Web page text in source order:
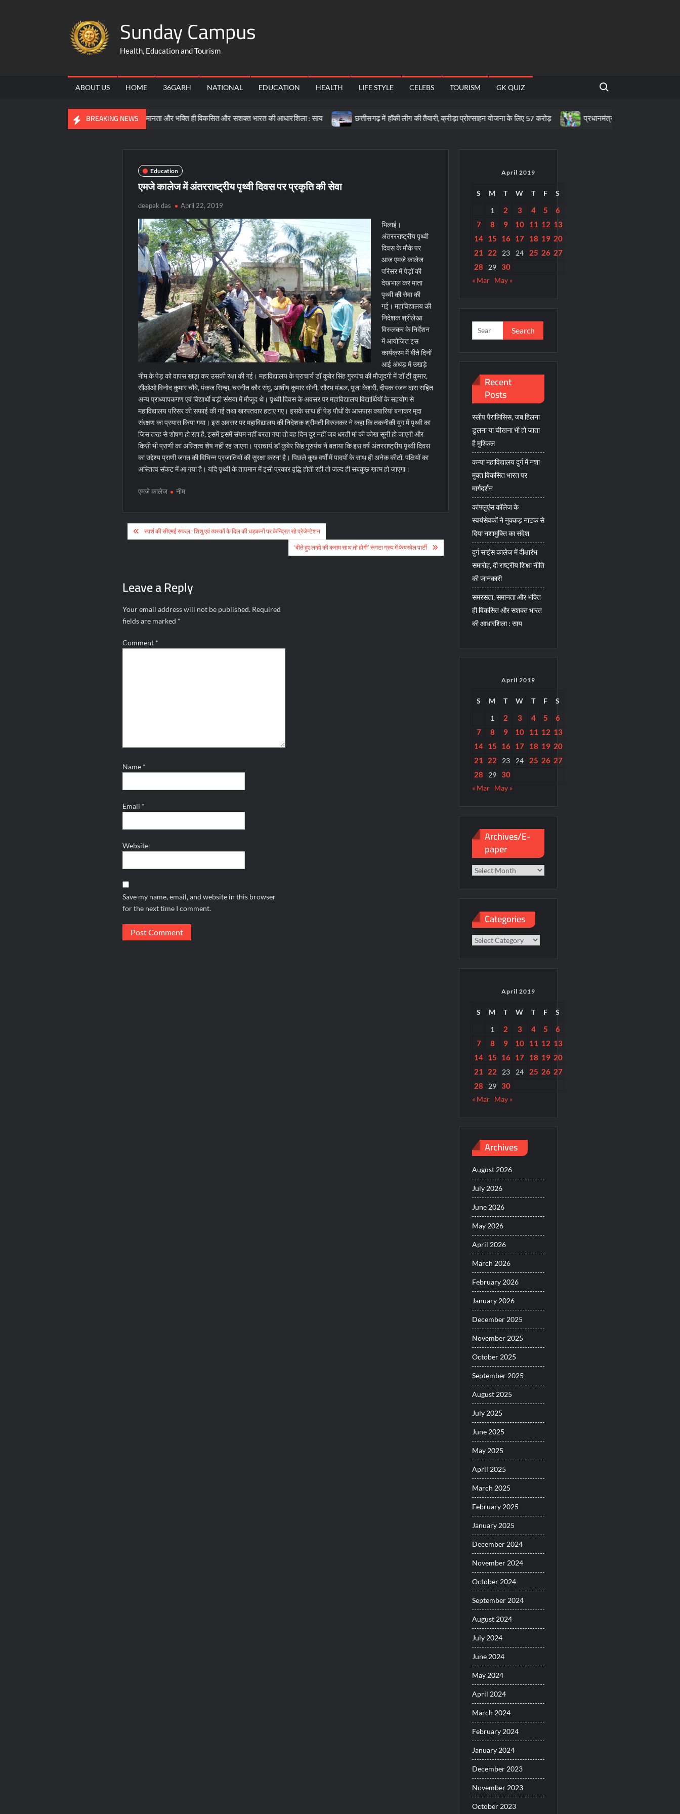
Sunday Campus
Health, Education and Tourism
ABOUT US HOME 36GARH NATIONAL EDUCATION HEALTH LIFE STYLE CELEBS TOURISM GK QUIZ
Search for:
BREAKING NEWS
समरसता, समानता और भक्ति ही विकसित और सशक्त भारत की आधारशिला : साय छत्तीसगढ़ में हॉकी लीग की तैयारी, क्रीड़ा प्रोत्साहन योजना के लिए 57 करोड़ प्रधानमंत्री टीबी मुक्त भारत अभियान के तहत
Education
एमजे कालेज में अंतरराष्ट्रीय पृथ्वी दिवस पर प्रकृति की सेवा
deepak das April 22, 2019
भिलाई।
अंतररराष्ट्रीय पृथ्वी
दिवस के मौके पर
आज एमजे कालेज
परिसर में पेड़ों की
देखभाल कर माता
पृथ्वी की सेवा की
गई। महाविद्यालय की
निदेशक श्रीलेखा
विरुलकर के निर्देशन
में आयोजित इस
कार्यक्रम में बीते दिनों
आई अंधड़ में उखड़े
नीम के पेड़ को वापस खड़ा कर उसकी रक्षा की गई। महाविद्यालय के प्राचार्य डॉ कुबेर सिंह गुरुपंच की मौजूदगी में डॉ टी कुमार,
सीओओ विनोद कुमार चौबे, पंकज सिन्हा, चरनीत कौर संधु, आशीष कुमार सोनी, सौरभ मंडल, पूजा केशरी, दीपक रंजन दास सहित
अन्य प्राध्यापकगण एवं विद्यार्थी बड़ी संख्या में मौजूद थे। पृथ्वी दिवस के अवसर पर महाविद्यालय विद्यार्थियों के सहयोग से
महाविद्यालय परिसर की सफाई की गई तथा खरपतवार हटाए गए। इसके साथ ही पेड़ पौधों के आसपास क्यारियां बनाकर मृदा
संरक्षण का प्रयास किया गया। इस अवसर पर महाविद्यालय की निदेशक श्रीमती विरुलकर ने कहा कि तकनीकी युग में पृथ्वी का
जिस तरह से शोषण हो रहा है, इसमें इसमें संयम नहीं बरता गया तो वह दिन दूर नहीं जब धरती मां की कोख सूनी हो जाएगी और
किसी भी प्राणी का अस्तित्व शेष नहीं रह जाएगा। प्राचार्य डॉ कुबेर सिंह गुरुपंच ने बताया कि इस वर्ष अंतरराष्ट्रीय पृथ्वी दिवस
का उद्देश्य प्राणी जगत की विभिन्न प्रजातियों की सुरक्षा करना है। पिछले कुछ वर्षों में पादपों के साथ ही अनेक कीटों, पक्षियों का
अस्तित्व संकट में आ गया है। यदि पृथ्वी के तापमान में इसी प्रकार वृद्धि होती रही तो जल्द ही सबकुछ खत्म हो जाएगा।
एमजे कालेज नीम
Post
navigation
स्पर्श की सीएमई सफल : शिशु एवं व्यस्कों के दिल की धड़कनों पर केन्द्रित रहे प्रेजेन्टेशन
‘बीते हुए लम्हो की कसम साथ तो होगी’ रूंगटा ग्रुप में फेयरवेल पार्टी
Leave a Reply
Your email address will not be published. Required
fields are marked *
Comment *
Name *
Email *
Website
Save my name, email, and website in this browser
for the next time I comment.
April 2019
S M T W T F
S
1
2 3 4 5
6
7
8 9 10 11 12 13
14 15 16 17 18 19 20
21
22 23 24 25 26 27
28
29 30
« Mar May »
Search
for:
Recent
Posts
स्लीप पैरालिसिस, जब हिलना
डुलना या चीखना भी हो जाता
है मुश्किल
कन्या महाविद्यालय दुर्ग में नशा
मुक्त विकसित भारत पर
मार्गदर्शन
कांफ्लुएंस कॉलेज के
स्वयंसेवकों ने नुक्कड़ नाटक से
दिया नशामुक्ति का संदेश
दुर्ग साइंस कालेज में दीक्षारंभ
समारोह, दी राष्ट्रीय शिक्षा नीति
की जानकारी
समरसता, समानता और भक्ति
ही विकसित और सशक्त भारत
की आधारशिला : साय
April 2019
S M T W T F
S
1
2 3 4 5
6
7
8 9 10 11 12 13
14 15 16 17 18 19 20
21
22 23 24 25 26 27
28
29 30
« Mar May »
Archives/E-
paper
Archives/E-
Categories
Categories
April 2019
S M T W T F
S
1
2 3 4 5
6
7
8 9 10 11 12 13
14 15 16 17 18 19 20
21
22 23 24 25 26 27
28
29 30
« Mar May »
Archives
August 2026
July 2026
June 2026
May 2026
April 2026
March 2026
February 2026
January 2026
December 2025
November 2025
October 2025
September 2025
August 2025
July 2025
June 2025
May 2025
April 2025
March 2025
February 2025
January 2025
December 2024
November 2024
October 2024
September 2024
August 2024
July 2024
June 2024
May 2024
April 2024
March 2024
February 2024
January 2024
December 2023
November 2023
October 2023